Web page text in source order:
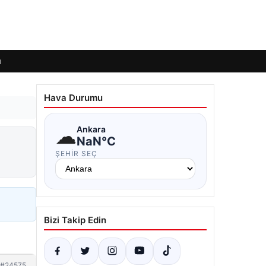
Hava Durumu
☁Ankara
NaN°C
ŞEHIR SEÇ
Bizi Takip Edin